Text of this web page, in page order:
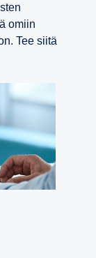
omiin
Tee siitä